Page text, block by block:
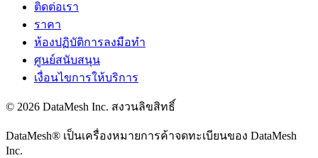
ติดต่อเรา
ราคา
ห้องปฏิบัติการลงมือทำ
ศูนย์สนับสนุน
เงื่อนไขการให้บริการ
© 2026 DataMesh Inc. สงวนลิขสิทธิ์
DataMesh® เป็นเครื่องหมายการค้าจดทะเบียนของ DataMesh
Inc.